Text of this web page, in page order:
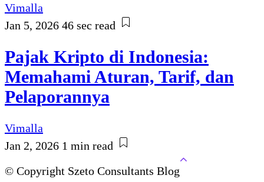
Vimalla
Jan 5, 2026 46 sec read
Pajak Kripto di Indonesia:
Memahami Aturan, Tarif, dan
Pelaporannya
Vimalla
Jan 2, 2026 1 min read
© Copyright Szeto Consultants Blog